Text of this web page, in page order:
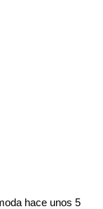
hace unos 5